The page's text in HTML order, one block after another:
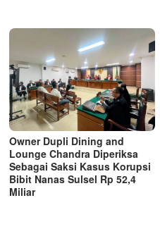
Owner Dupli Dining and
Lounge Chandra Diperiksa
Sebagai Saksi Kasus Korupsi
Bibit Nanas Sulsel Rp 52,4
Miliar